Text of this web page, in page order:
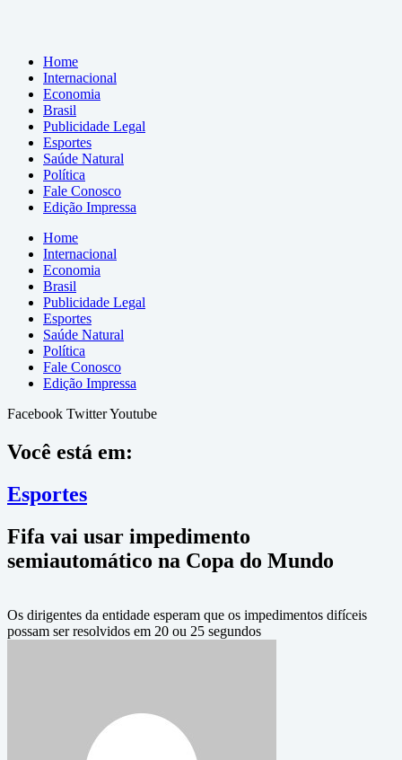
Home
Internacional
Economia
Brasil
Publicidade Legal
Esportes
Saúde Natural
Política
Fale Conosco
Edição Impressa
Home
Internacional
Economia
Brasil
Publicidade Legal
Esportes
Saúde Natural
Política
Fale Conosco
Edição Impressa
Facebook TwitterYoutube
Você está em:
Esportes
Fifa vai usar impedimento
semiautomático na Copa do Mundo
Os dirigentes da entidade esperam que os impedimentos difíceis
possam ser resolvidos em 20 ou 25 segundos